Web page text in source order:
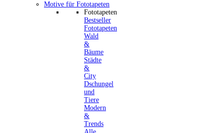
Motive für Fototapeten
Fototapeten
Bestseller
Fototapeten
Wald
&
Bäume
Städte
&
City
Dschungel
und
Tiere
Modern
&
Trends